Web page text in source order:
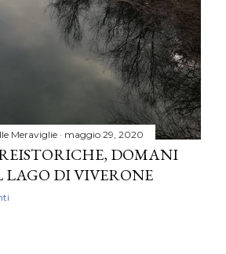
Meraviglie maggio 29, 2020
DOMANI
DI VIVERONE